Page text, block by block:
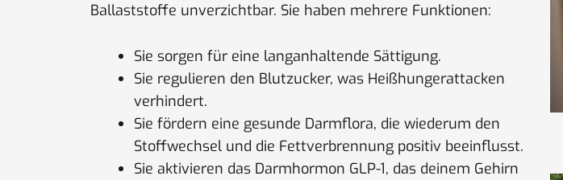
Ballaststoffe unverzichtbar. Sie haben mehrere Funktionen:
Sie sorgen für eine langanhaltende Sättigung.
Sie regulieren den Blutzucker, was Heißhungerattacken
verhindert.
Sie fördern eine gesunde Darmflora, die wiederum den
Stoffwechsel und die Fettverbrennung positiv beeinflusst.
Sie aktivieren das Darmhormon GLP-1, das deinem Gehirn